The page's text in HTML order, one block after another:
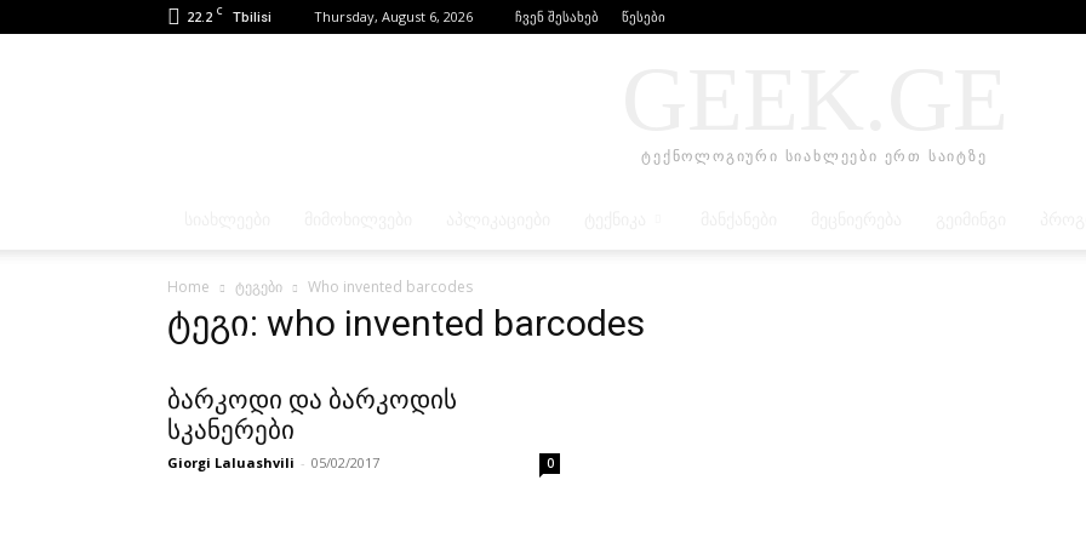
22.2 C Tbilisi Thursday, August 6, 2026 ჩვენ შესახებ წესები
ტექნოლოგიური სიახლეები ერთ საიტზე
Home ტეგები Who invented barcodes
ტეგი: who invented barcodes
ბარკოდი და ბარკოდის
სკანერები
Giorgi Laluashvili - 05/02/2017 0